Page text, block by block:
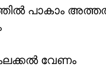
പാകാം
വേണം